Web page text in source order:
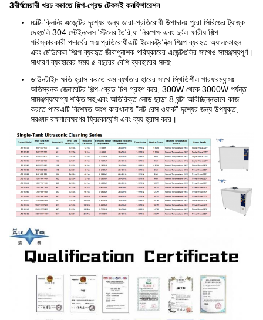
3দীর্ঘমেয়াদী খরচ কমাতে শিল্প-গ্রেড টেকসই কনফিগারেশন
মাল্টি-ক্লিনিং এজেন্টের দৃশ্যের জন্য জারা-প্রতিরোধী উপাদানঃ পুরো সিরিজের ট্যাঙ্ক
দেহগুলি 304 স্টেইনলেস স্টিলের তৈরি,যা নিরপেক্ষ এবং দুর্বল ক্ষারীয় শিল্প
পরিস্কারকারী পদার্থের ক্ষয় প্রতিরোধীএটি ইলেকট্রনিক্স শিল্পে ব্যবহৃত অ্যালকোহল
এবং মেডিকেল শিল্পে ব্যবহৃত জীবাণুনাশক পরিষ্কারের এজেন্টগুলির সাথেও সামঞ্জস্যপূর্ণ।
সাধারণ ব্যবহারের সময় ৫ বছরের বেশি ব্যবহারের সময়;
ডাউনটাইম ক্ষতি হ্রাস করতে কম ব্যর্থতার হারের সাথে স্থিতিশীল পারফরম্যান্সঃ
অতিস্বনক জেনারেটর শিল্প-গ্রেড চিপ গ্রহণ করে, 300W থেকে 3000W পর্যন্ত
সামঞ্জস্যযোগ্য শক্তি সহ,এবং অতিরিক্ত লোড ছাড়া 8 ঘন্টা অবিচ্ছিন্নভাবে কাজ
করতে পারেএটি বিশেষত অংশ কারখানায় "লট রেস ওয়ার্ক" দৃশ্যের জন্য উপযুক্ত,
সরঞ্জাম রক্ষণাবেক্ষণের ফ্রিকোয়েন্সি এবং ব্যয় হ্রাস করে।